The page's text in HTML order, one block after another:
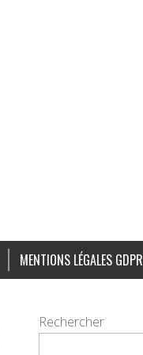
MENTIONS LÉGALES GDPR
Rechercher